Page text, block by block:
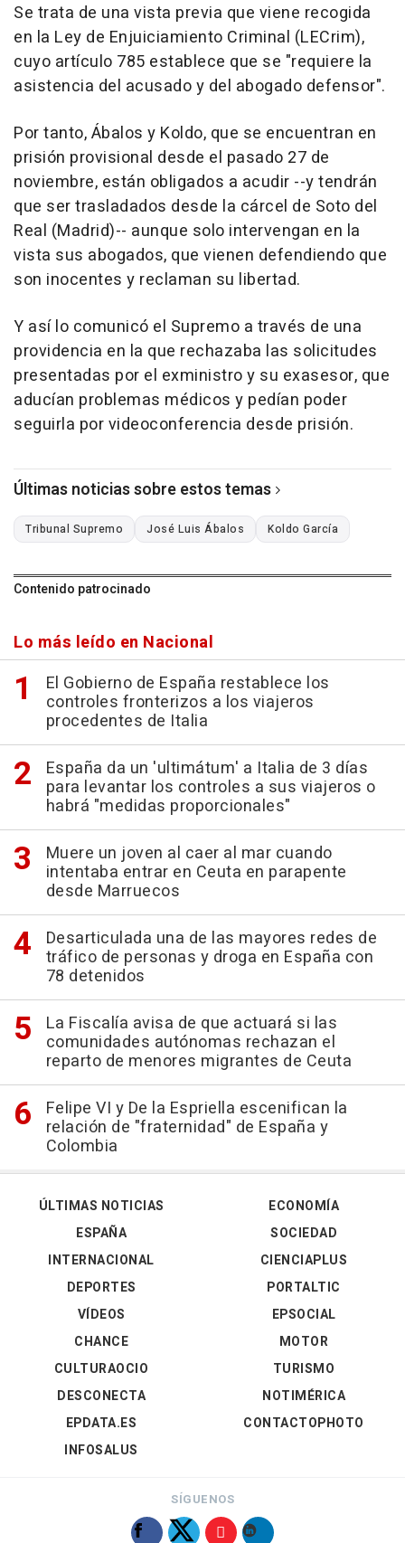
Se trata de una vista previa que viene recogida
en la Ley de Enjuiciamiento Criminal (LECrim),
cuyo artículo 785 establece que se "requiere la
asistencia del acusado y del abogado defensor".
Por tanto, Ábalos y Koldo, que se encuentran en
prisión provisional desde el pasado 27 de
noviembre, están obligados a acudir --y tendrán
que ser trasladados desde la cárcel de Soto del
Real (Madrid)-- aunque solo intervengan en la
vista sus abogados, que vienen defendiendo que
son inocentes y reclaman su libertad.
Y así lo comunicó el Supremo a través de una
providencia en la que rechazaba las solicitudes
presentadas por el exministro y su exasesor, que
aducían problemas médicos y pedían poder
seguirla por videoconferencia desde prisión.
Últimas noticias sobre estos temas
Tribunal Supremo José Luis Ábalos Koldo García
Contenido patrocinado
Lo más leído en Nacional
El Gobierno de España restablece los
controles fronterizos a los viajeros
procedentes de Italia
España da un 'ultimátum' a Italia de 3 días
para levantar los controles a sus viajeros o
habrá "medidas proporcionales"
Muere un joven al caer al mar cuando
intentaba entrar en Ceuta en parapente
desde Marruecos
Desarticulada una de las mayores redes de
tráfico de personas y droga en España con
78 detenidos
La Fiscalía avisa de que actuará si las
comunidades autónomas rechazan el
reparto de menores migrantes de Ceuta
Felipe VI y De la Espriella escenifican la
relación de "fraternidad" de España y
Colombia
ÚLTIMAS NOTICIAS
ESPAÑA
INTERNACIONAL
DEPORTES
VÍDEOS
ECONOMÍA
SOCIEDAD
CIENCIAPLUS
PORTALTIC
EPSOCIAL
CHANCE
CULTURAOCIO
DESCONECTA
EPDATA.ES
INFOSALUS
MOTOR
TURISMO
NOTIMÉRICA
CONTACTOPHOTO
SÍGUENOS